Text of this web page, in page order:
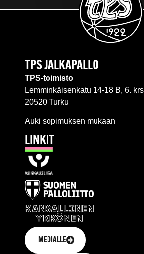
TPS JALKAPALLO
TPS-toimisto
Lemminkäisenkatu 14-18 B, 6. krs
20520 Turku
Auki sopimuksen mukaan
LINKIT
MEDIALLE